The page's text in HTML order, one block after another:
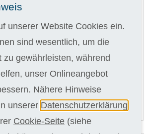
unserer Website Cookies ein.
sind wesentlich, um die
zu gewährleisten, während
unser Onlineangebot
Nähere Hinweise
unserer Datenschutzerklärung
Cookie-Seite (siehe